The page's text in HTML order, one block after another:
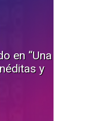
en “Una
y